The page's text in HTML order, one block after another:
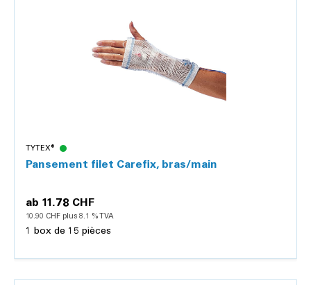
TYTEX®
Pansement filet Carefix, bras/main
ab 11.78 CHF
10.90 CHF plus 8.1 % TVA
1 box de 15 pièces